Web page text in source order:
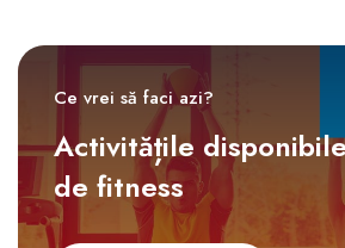
Ce vrei să faci azi?
Activitățile
de fitness